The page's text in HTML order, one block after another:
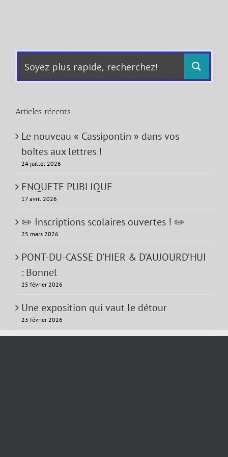
Articles récents
Le nouveau « Cassipontin » dans vos
boîtes aux lettres !
24 juillet 2026
ENQUETE PUBLIQUE
17 avril 2026
✏️ Inscriptions scolaires ouvertes ! ✏️
25 mars 2026
PONT-DU-CASSE D’HIER & D’AUJOURD’HUI
: Bonnel
25 février 2026
Une exposition qui vaut le détour
23 février 2026